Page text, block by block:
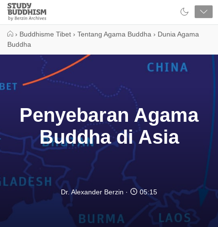
Close
Study
Buddhism
› Buddhisme Tibet › Tentang Agama Buddha › Dunia Agama
Buddha
Penyebaran Agama
Buddha di Asia
Dr. Alexander Berzin 05:15